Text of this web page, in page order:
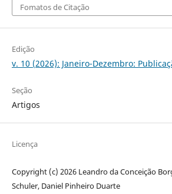
Fomatos de Citação
Edição
v. 10 (2026): Janeiro-Dezembro:
Seção
Artigos
Licença
Copyright (c) 2026 Leandro da Conceição
Schuler, Daniel Pinheiro Duarte